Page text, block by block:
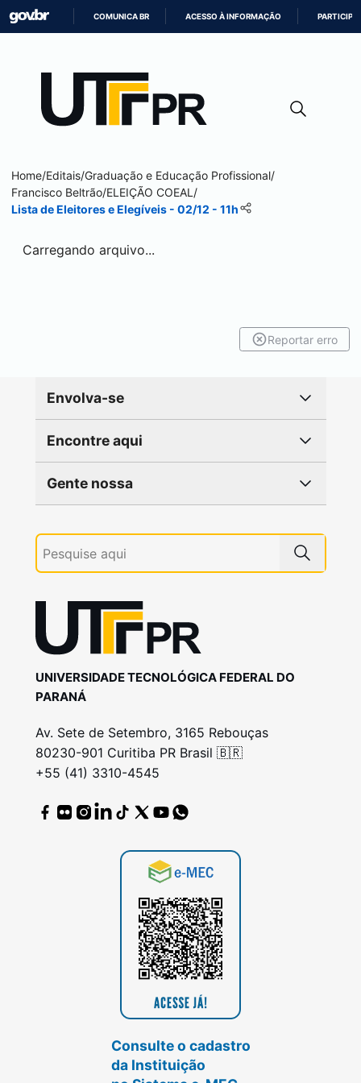
CONTEÚDO
COMUNICA BR ACESSO À INFORMAÇÃO PARTICIPE
Home/Editais/Graduação e Educação Profissional/
Francisco Beltrão/ELEIÇÃO COEAL /
Lista de Eleitores e Elegíveis - 02/12 - 11h
Carregando arquivo...
Reportar erro
Envolva-se
Encontre aqui
Gente nossa
UNIVERSIDADE TECNOLÓGICA FEDERAL DO
PARANÁ
Av. Sete de Setembro, 3165 Rebouças
80230-901 Curitiba PR Brasil 🇧🇷
+55 (41) 3310-4545
Consulte o cadastro
da Instituição